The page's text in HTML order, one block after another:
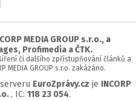
MEDIA GROUP s.r.o., a
Profimedia a ČTK.
či dalšího zpřístupňování článků a
MEDIA GROUP s.r.o. zakázáno.
EuroZprávy.cz je INCORP
, IC: 118 23 054.